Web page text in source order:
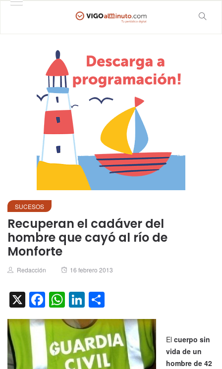
SUCESOS
Recuperan el cadáver del
hombre que cayó al río de
Monforte
Author
Redacción
Posted
16 febrero 2013
X Facebook
WhatsApp
LinkedIn
El cuerpo sin
vida de un
hombre de 42